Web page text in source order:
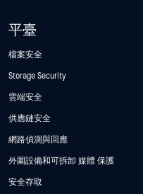
平臺
檔案安全
Storage Security
雲端安全
供應鏈安全
網路偵測與回應
外圍設備和可拆卸 媒體 保護
安全存取